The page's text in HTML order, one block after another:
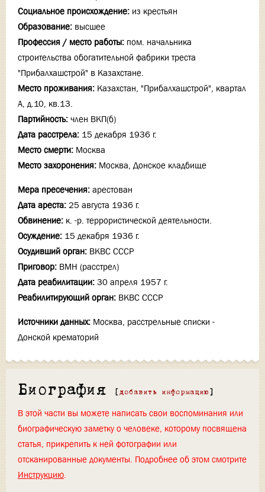
Социальное происхождение: из крестьян
Образование: высшее
Профессия / место работы: пом. начальника
строительства обогатительной фабрики треста
"Прибалхашстрой" в Казахстане.
Место проживания: Казахстан, "Прибалхашстрой", квартал
А, д.10, кв.13.
Партийность: член ВКП(б)
Дата расстрела: 15 декабря 1936 г.
Место смерти: Москва
Место захоронения: Москва, Донское кладбище
Мера пресечения: арестован
Дата ареста: 25 августа 1936 г.
Обвинение: к. -р. террористической деятельности.
Осуждение: 15 декабря 1936 г.
Осудивший орган: ВКВС СССР
Приговор: ВМН (расстрел)
Дата реабилитации: 30 апреля 1957 г.
Реабилитирующий орган: ВКВС СССР
Источники данных: Москва, расстрельные списки -
Донской крематорий
Биография [ добавить информацию ]
В этой части вы можете написать свои воспоминания или
биографическую заметку о человеке, которому посвящена
статья, прикрепить к ней фотографии или
отсканированные документы. Подробнее об этом смотрите
Инструкцию.